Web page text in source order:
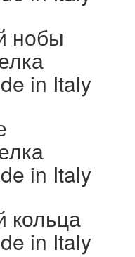
нобы
in Italy
in Italy
кольца
in Italy